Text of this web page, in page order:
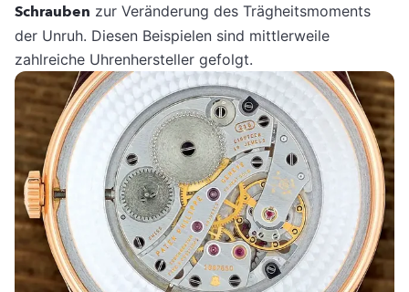
Schrauben zur Veränderung des Trägheitsmoments
der Unruh. Diesen Beispielen sind mittlerweile
zahlreiche Uhrenhersteller gefolgt.